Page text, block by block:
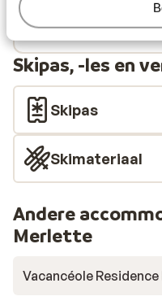
(Mini)supermarkt:
Skipas, -les en
Skipas
Skimateriaal
Andere
Merlette
Vacancéole